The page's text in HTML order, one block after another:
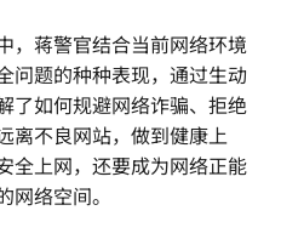
，蒋警官结合当前网络环境
问题的种种表现，通过生动
了如何规避网络诈骗、拒绝
离不良网站，做到健康上
全上网，还要成为网络正能
络空间。